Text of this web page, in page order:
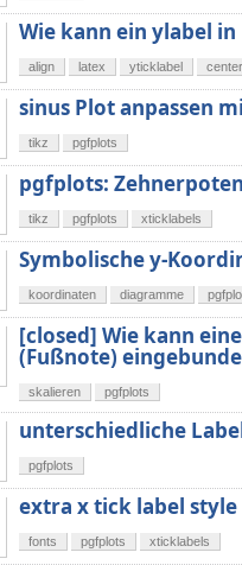
Wie kann ein ylabel
align latex yticklabel center
sinus Plot anpassen
tikz pgfplots
pgfplots:
tikz pgfplots xticklabels
Symbolische y-
koordinaten diagramme
[closed] Wie kann
(Fußnote)
skalieren pgfplots
unterschiedliche
pgfplots
extra x tick label style
fonts pgfplots xticklabels